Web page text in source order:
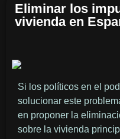
Eliminar los
vivienda en
Si los políticos en el
solucionar este
en proponer la
sobre la vivienda